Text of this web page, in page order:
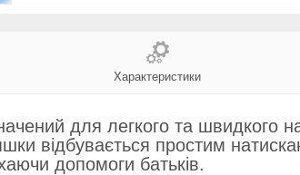
Характеристики
для легкого та швидкого
відбувається простим
допомоги батьків.